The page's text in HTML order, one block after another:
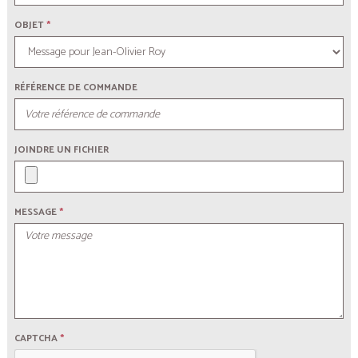
OBJET*
RÉFÉRENCE DE COMMANDE
JOINDRE UN FICHIER
MESSAGE*
CAPTCHA*